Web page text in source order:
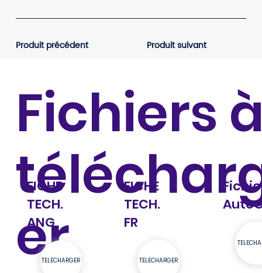
Produit précédent Produit suivant
Fichiers
er
FICHE
TECH.
ANG
TELECHARGER
FICHE
TECH.
FR
TELECHARGER